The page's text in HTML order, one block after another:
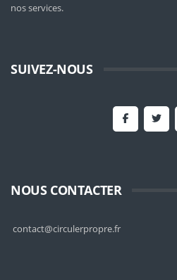
nos services.
SUIVEZ-NOUS
NOUS CONTACTER
contact@circulerpropre.fr